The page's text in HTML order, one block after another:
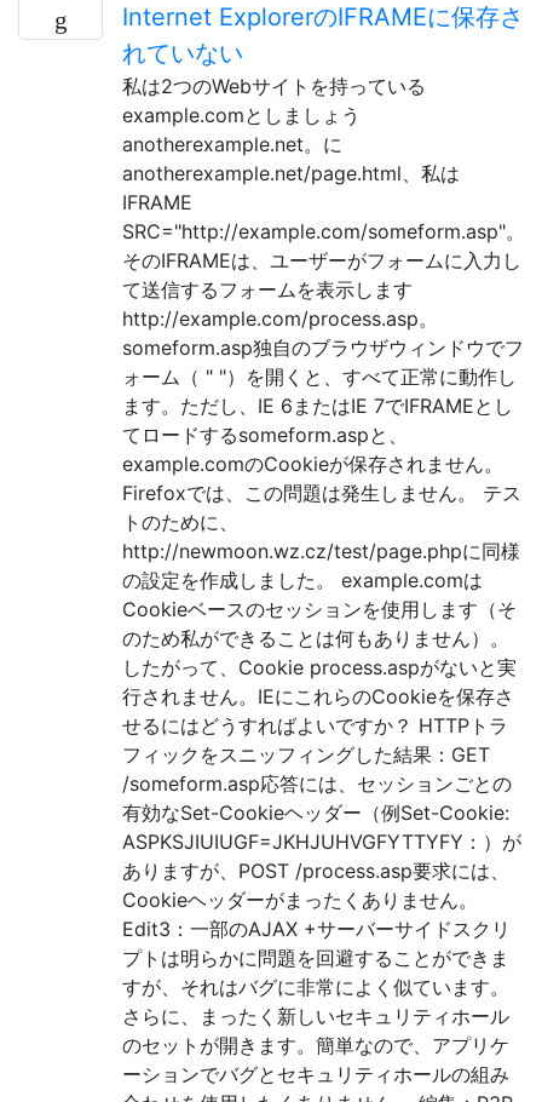
Internet ExplorerのIFRAMEに保存さ
れていない
私は2つのWebサイトを持っている
example.comとしましょう
anotherexample.net。に
anotherexample.net/page.html、私は
IFRAME
SRC="http://example.com/someform.asp"。
そのIFRAMEは、ユーザーがフォームに入力し
て送信するフォームを表示します
http://example.com/process.asp。
someform.asp独自のブラウザウィンドウでフ
ォーム（ " "）を開くと、すべて正常に動作し
ます。ただし、IE 6またはIE 7でIFRAMEとし
てロードするsomeform.aspと、
example.comのCookieが保存されません。
Firefoxでは、この問題は発生しません。 テス
トのために、
http://newmoon.wz.cz/test/page.phpに同様
の設定を作成しました。 example.comは
Cookieベースのセッションを使用します（そ
のため私ができることは何もありません）。
したがって、Cookie process.aspがないと実
行されません。IEにこれらのCookieを保存さ
せるにはどうすればよいですか？ HTTPトラ
フィックをスニッフィングした結果：GET
/someform.asp応答には、セッションごとの
有効なSet-Cookieヘッダー（例Set-Cookie:
ASPKSJIUIUGF=JKHJUHVGFYTTYFY：）が
ありますが、POST /process.asp要求には、
Cookieヘッダーがまったくありません。
Edit3：一部のAJAX +サーバーサイドスクリ
プトは明らかに問題を回避することができま
すが、それはバグに非常によく似ています。
さらに、まったく新しいセキュリティホール
のセットが開きます。簡単なので、アプリケ
ーションでバグとセキュリティホールの組み